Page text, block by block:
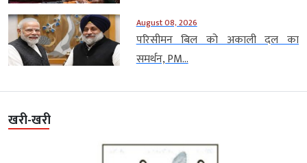
August 08, 2026
परिसीमन बिल को अकाली दल का
समर्थन, PM...
खरी-खरी